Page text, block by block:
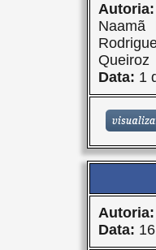
Autoria:
Queiroz
Data: 1
Autoria:
Data: